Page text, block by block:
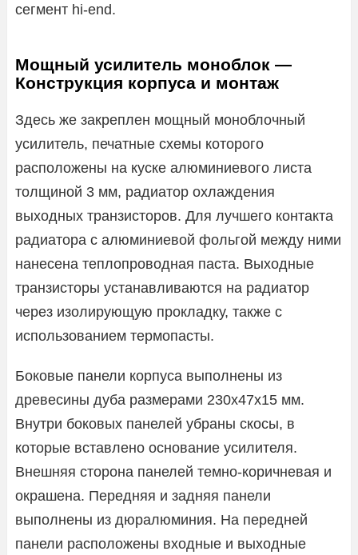
сегмент hi-end.
Мощный усилитель моноблок —
Конструкция корпуса и монтаж
Здесь же закреплен мощный моноблочный
усилитель, печатные схемы которого
расположены на куске алюминиевого листа
толщиной 3 мм, радиатор охлаждения
выходных транзисторов. Для лучшего контакта
радиатора с алюминиевой фольгой между ними
нанесена теплопроводная паста. Выходные
транзисторы устанавливаются на радиатор
через изолирующую прокладку, также с
использованием термопасты.
Боковые панели корпуса выполнены из
древесины дуба размерами 230x47x15 мм.
Внутри боковых панелей убраны скосы, в
которые вставлено основание усилителя.
Внешняя сторона панелей темно-коричневая и
окрашена. Передняя и задняя панели
выполнены из дюралюминия. На передней
панели расположены входные и выходные